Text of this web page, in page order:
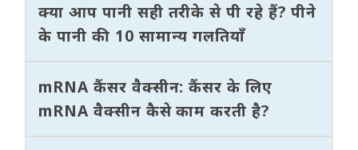
क्या आप पानी सही तरीके से पी रहे हैं? पीने
के पानी की 10 सामान्य गलतियाँ
mRNA कैंसर वैक्सीन: कैंसर के लिए
mRNA वैक्सीन कैसे काम करती है?